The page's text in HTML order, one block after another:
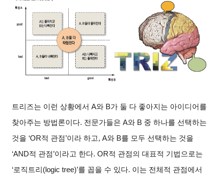
트리즈는 이런 상황에서 A와 B가 둘 다 좋아지는 아이디어를
찾아주는 방법론이다. 전문가들은 A와 B 중 하나를 선택하는
것을 ‘OR적 관점’이라 하고, A와 B를 모두 선택하는 것을
‘AND적 관점’이라고 한다. OR적 관점의 대표적 기법으로는
‘로직트리(logic tree)’를 꼽을 수 있다. 이는 전체적 관점에서